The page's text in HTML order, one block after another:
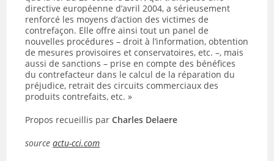
directive européenne d’avril 2004, a sérieusement
renforcé les moyens d’action des victimes de
contrefaçon. Elle offre ainsi tout un panel de
nouvelles procédures – droit à l’information, obtention
de mesures provisoires et conservatoires, etc. –, mais
aussi de sanctions – prise en compte des bénéfices
du contrefacteur dans le calcul de la réparation du
préjudice, retrait des circuits commerciaux des
produits contrefaits, etc. »
Propos recueillis parCharles Delaere
sourceactu-cci.com